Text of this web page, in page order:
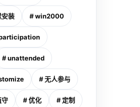
安装 # win2000
# unattended
# 无人参与
守 # 优化 # 定制